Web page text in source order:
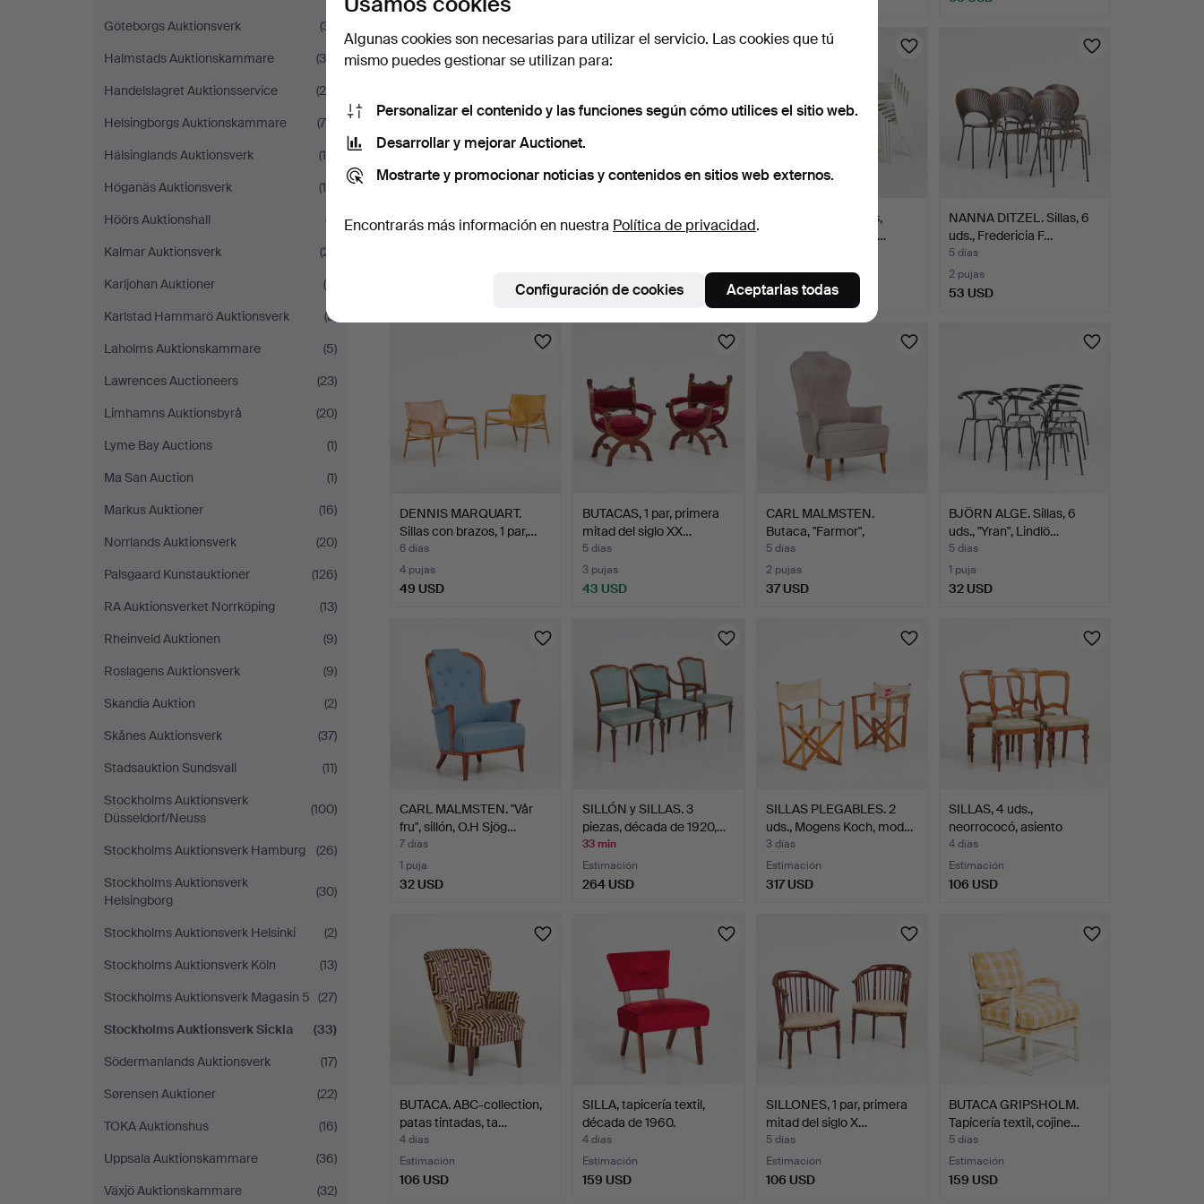
Göteborgs Auktionsverk
(31)
Halmstads Auktionskammare
(36)
Handelslagret Auktionsservice
(26)
Helsingborgs Auktionskammare
(70)
Hälsinglands Auktionsverk
(16)
Höganäs Auktionsverk
(10)
Höörs Auktionshall
(7)
Kalmar Auktionsverk
(21)
Karljohan Auktioner
(8)
Karlstad Hammarö Auktionsverk
(3)
Laholms Auktionskammare
(5)
Lawrences Auctioneers
(23)
Limhamns Auktionsbyrå
(20)
Lyme Bay Auctions
(1)
Ma San Auction
(1)
Markus Auktioner
(16)
Norrlands Auktionsverk
(20)
Palsgaard Kunstauktioner
(126)
RA Auktionsverket Norrköping
(13)
Rheinveld Auktionen
(9)
Roslagens Auktionsverk
(9)
Skandia Auktion
(2)
Skånes Auktionsverk
(37)
Stadsauktion Sundsvall
(11)
Stockholms Auktionsverk
Düsseldorf/Neuss
(100)
Stockholms Auktionsverk Hamburg
(26)
Stockholms Auktionsverk
Helsingborg
(30)
Stockholms Auktionsverk Helsinki
(2)
Stockholms Auktionsverk Köln
(13)
Stockholms Auktionsverk Magasin 5 (27)
Stockholms Auktionsverk Sickla
(33)
Södermanlands Auktionsverk
(17)
Sørensen Auktioner
(22)
TOKA Auktionshus
(16)
Uppsala Auktionskammare
(36)
Växjö Auktionskammare
(32)
GUNILLA ALLARD.
Butaca, "Cinema", para
SILLA DE OFICINA,
estructura de roble y hi…
64 USD
SILLAS, 12 unidades,
"Janinge", apilables,…
3 pujas
64 USD
NANNA DITZEL. Sillas, 6
uds., Fredericia F…
5 días
2 pujas
53 USD
DENNIS MARQUART.
Sillas con brazos, 1 par,…
6 días
4 pujas
49 USD
BUTACAS, 1 par, primera
mitad del siglo XX…
5 días
3 pujas
43 USD
CARL MALMSTEN.
Butaca, "Farmor",
tapicería…
5 días
2 pujas
37 USD
BJÖRN ALGE. Sillas, 6
uds., "Yran", Lindlö…
5 días
1 puja
32 USD
CARL MALMSTEN. "Vår
fru", sillón, O.H Sjög…
7 días
1 puja
32 USD
SILLÓN y SILLAS. 3
piezas, década de 1920,…
33 min
Estimación
264 USD
SILLAS PLEGABLES. 2
uds., Mogens Koch, mod…
3 días
Estimación
317 USD
SILLAS, 4 uds.,
neorrococó, asiento
tapiza…
4 días
Estimación
106 USD
BUTACA. ABC-collection,
patas tintadas, ta…
4 días
Estimación
106 USD
SILLA, tapicería textil,
década de 1960.
4 días
Estimación
159 USD
SILLONES, 1 par, primera
mitad del siglo X…
5 días
Estimación
106 USD
BUTACA GRIPSHOLM.
Tapicería textil, cojine…
5 días
Estimación
159 USD
Algunas cookies son necesarias para utilizar el servicio. Las cookies que tú
mismo puedes gestionar se utilizan para:
Personalizar el contenido y las funciones según cómo utilices el sitio web.
Desarrollar y mejorar Auctionet.
Mostrarte y promocionar noticias y contenidos en sitios web externos.
Encontrarás más información en nuestra Política de privacidad.
Configuración de cookies Aceptarlas todas